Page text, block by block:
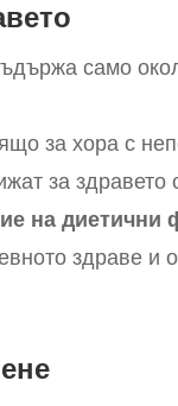
само
за хора с
за здравето
на диетични
здраве и